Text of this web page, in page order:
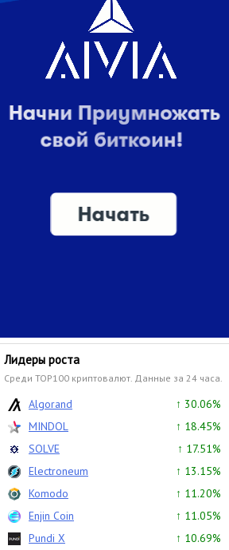
Лидеры роста
Среди TOP100 криптовалют. Данные за 24 часа.
Algorand
↑ 30.06%
MINDOL
↑ 18.45%
SOLVE
↑ 17.51%
Electroneum
↑ 13.15%
Komodo
↑ 11.20%
Enjin Coin
↑ 11.05%
Pundi X
↑ 10.69%